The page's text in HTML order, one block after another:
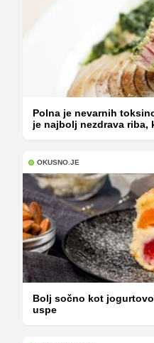
Polna je nevarnih
je najbolj nezdrava riba,
OKUSNO.JE
Bolj sočno kot
uspe